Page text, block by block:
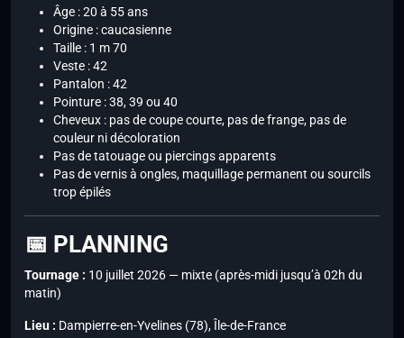
Âge : 20 à 55 ans
Origine : caucasienne
Taille : 1 m 70
Veste : 42
Pantalon : 42
Pointure : 38, 39 ou 40
Cheveux : pas de coupe courte, pas de frange, pas de
couleur ni décoloration
Pas de tatouage ou piercings apparents
Pas de vernis à ongles, maquillage permanent ou sourcils
trop épilés
📅 PLANNING
Tournage : 10 juillet 2026 — mixte (après-midi jusqu’à 02h du
matin)
Lieu : Dampierre-en-Yvelines (78), Île-de-France